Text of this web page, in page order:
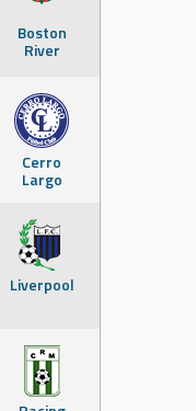
Boston
River
Cerro
Largo
Liverpool